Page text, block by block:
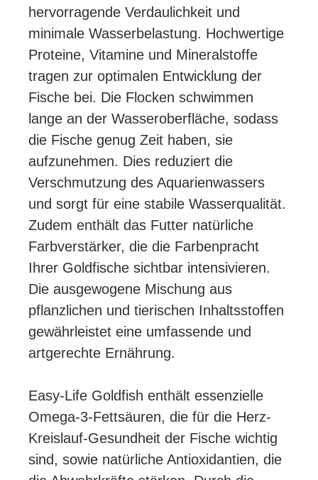
hervorragende Verdaulichkeit und
minimale Wasserbelastung. Hochwertige
Proteine, Vitamine und Mineralstoffe
tragen zur optimalen Entwicklung der
Fische bei. Die Flocken schwimmen
lange an der Wasseroberfläche, sodass
die Fische genug Zeit haben, sie
aufzunehmen. Dies reduziert die
Verschmutzung des Aquarienwassers
und sorgt für eine stabile Wasserqualität.
Zudem enthält das Futter natürliche
Farbverstärker, die die Farbenpracht
Ihrer Goldfische sichtbar intensivieren.
Die ausgewogene Mischung aus
pflanzlichen und tierischen Inhaltsstoffen
gewährleistet eine umfassende und
artgerechte Ernährung.
Easy-Life Goldfish enthält essenzielle
Omega-3-Fettsäuren, die für die Herz-
Kreislauf-Gesundheit der Fische wichtig
sind, sowie natürliche Antioxidantien, die